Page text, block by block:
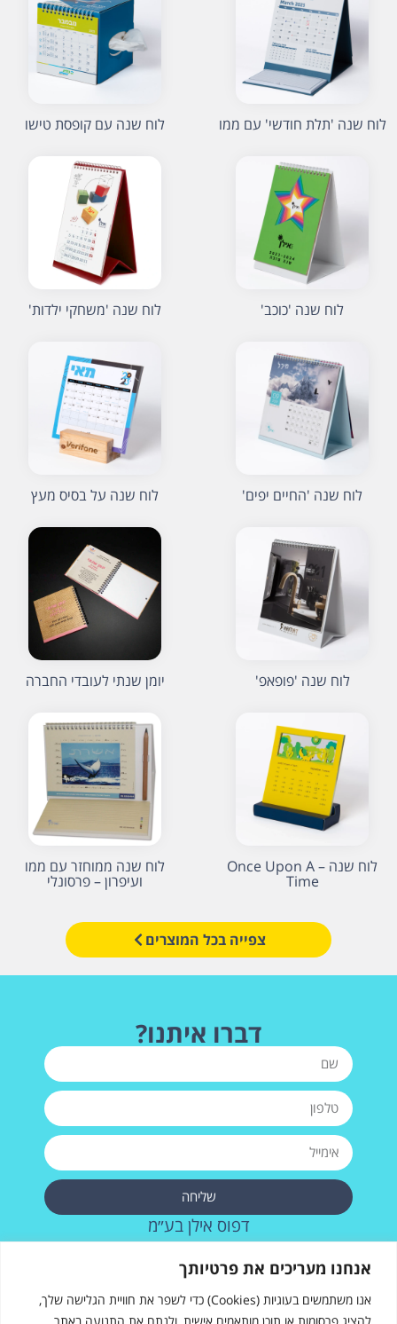
אנחנו מעריכים את פרטיותך
אנו משתמשים בעוגיות (Cookies) כדי לשפר את חוויית הגלישה שלך,
להציג פרסומות או תוכן מותאמים אישית, ולנתח את התנועה באתר.
לוח שנה 'תלת חודשי' עם ממו לוח שנה עם קופסת טישו
לוח שנה 'כוכב' לוח שנה 'משחקי ילדות'
לוח שנה 'החיים יפים' לוח שנה על בסיס מעץ
לוח שנה 'פופאפ' יומן שנתי לעובדי החברה
לוח שנה – Once Upon A
Time
לוח שנה ממוחזר עם ממו
ועיפרון – פרסונלי
צפייה בכל המוצרים
דברו איתנו?
שליחה
דפוס אילן בע״מ
רחוב העבודה 28, אשדוד
073-2572715